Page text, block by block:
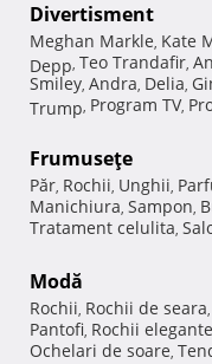
Divertisment
Meghan Markle, Kate
Depp, Teo Trandafir,
Smiley, Andra, Delia,
Trump, Program TV,
Frumuseţe
Păr, Rochii, Unghii,
Manichiura, Sampon,
Tratament celulita,
Modă
Rochii, Rochii de seara,
Pantofi, Rochii elegante
Ochelari de soare,